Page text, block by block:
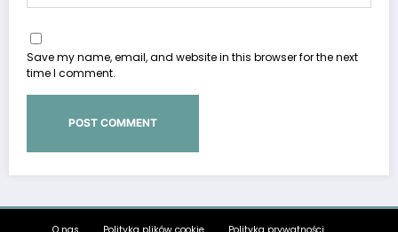
Save my name, email, and website in this browser for the next
time I comment.